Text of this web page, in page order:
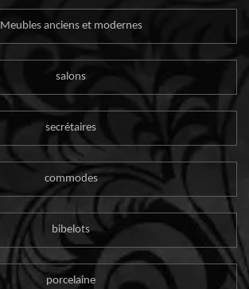
Meubles anciens et modernes
salons
secrétaires
commodes
bibelots
porcelaine